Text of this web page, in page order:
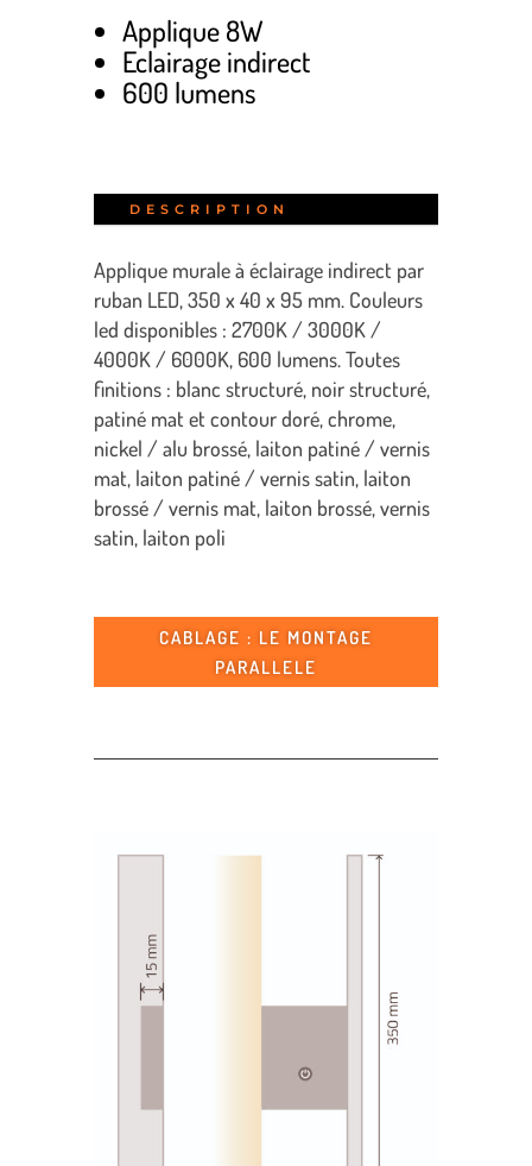
Applique 8W
Eclairage indirect
600 lumens
DESCRIPTION
Applique murale à éclairage indirect par
ruban LED, 350 x 40 x 95 mm. Couleurs
led disponibles : 2700K / 3000K /
4000K / 6000K, 600 lumens. Toutes
finitions : blanc structuré, noir structuré,
patiné mat et contour doré, chrome,
nickel / alu brossé, laiton patiné / vernis
mat, laiton patiné / vernis satin, laiton
brossé / vernis mat, laiton brossé, vernis
satin, laiton poli
CABLAGE : LE MONTAGE
PARALLELE